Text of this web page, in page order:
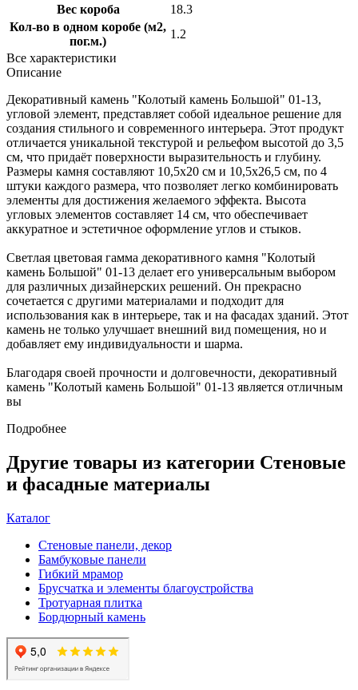
Вес короба
18.3
Кол-во в одном коробе (м2,
пог.м.)
1.2
Все характеристики
Описание
Декоративный камень "Колотый камень Большой" 01-13,
угловой элемент, представляет собой идеальное решение для
создания стильного и современного интерьера. Этот продукт
отличается уникальной текстурой и рельефом высотой до 3,5
см, что придаёт поверхности выразительность и глубину.
Размеры камня составляют 10,5х20 см и 10,5х26,5 см, по 4
штуки каждого размера, что позволяет легко комбинировать
элементы для достижения желаемого эффекта. Высота
угловых элементов составляет 14 см, что обеспечивает
аккуратное и эстетичное оформление углов и стыков.
Светлая цветовая гамма декоративного камня "Колотый
камень Большой" 01-13 делает его универсальным выбором
для различных дизайнерских решений. Он прекрасно
сочетается с другими материалами и подходит для
использования как в интерьере, так и на фасадах зданий. Этот
камень не только улучшает внешний вид помещения, но и
добавляет ему индивидуальности и шарма.
Благодаря своей прочности и долговечности, декоративный
камень "Колотый камень Большой" 01-13 является отличным
вы
Подробнее
Другие товары из категории Стеновые
и фасадные материалы
Каталог
Стеновые панели, декор
Бамбуковые панели
Гибкий мрамор
Брусчатка и элементы благоустройства
Тротуарная плитка
Бордюрный камень